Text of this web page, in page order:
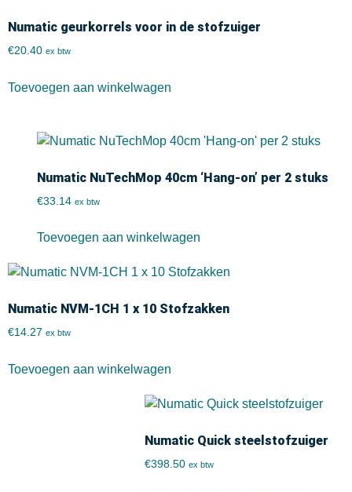
Numatic geurkorrels voor in de stofzuiger
€20.40 ex btw
Toevoegen aan winkelwagen
Numatic NuTechMop 40cm ‘Hang-on’ per 2 stuks
€33.14 ex btw
Toevoegen aan winkelwagen
Numatic NVM-1CH 1 x 10 Stofzakken
€14.27 ex btw
Toevoegen aan winkelwagen
Numatic Quick steelstofzuiger
€398.50 ex btw